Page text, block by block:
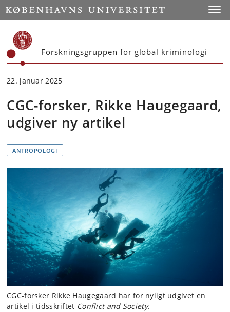
Start
Forskningsgruppen for global kriminologi
22. januar 2025
CGC-forsker, Rikke Haugegaard,
udgiver ny artikel
ANTROPOLOGI
CGC-forsker Rikke Haugegaard har for nyligt udgivet en
artikel i tidsskriftet Conflict and Society.